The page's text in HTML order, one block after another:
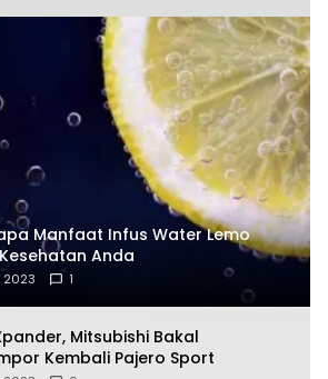
Manfaat Infus Water Lemo
Anda
2023 1
Mitsubishi Bakal
Kembali Pajero Sport